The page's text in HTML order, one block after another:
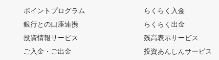
ポイントプログラム
銀行との口座連携
投資情報サービス
ご入金・ご出金
らくらく入金
らくらく出金
残高表示サービス
投資あんしんサービス